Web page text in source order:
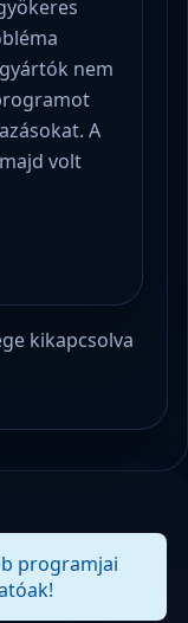
nem
A
volt
kikapcsolva
programjai